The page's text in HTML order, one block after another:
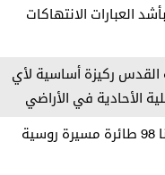
العبارات الانتهاكات
القدس ركيزة أساسية لأي
الأحادية في الأراضي
وزارة الدفاع الأوكرانية: أسقطنا 98 طائرة مسيرة روسية